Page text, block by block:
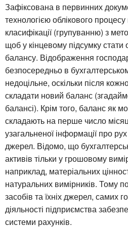
Зафіксована в первинних
технологією облікового процесу
класифікації (групуванню) з
щоб у кінцевому підсумку
балансу. Відображення
безпосередньо в
недоцільне, оскільки після
складати новий баланс
балансі). Крім того, баланс як
складають на перше число
узагальненої інформації про
джерел. Відомо, що
активів тільки у грошовому
наприклад, матеріальних
натуральних вимірників. Тому
засобів та їхніх джерел, самих
діяльності підприємства
системи рахунків.